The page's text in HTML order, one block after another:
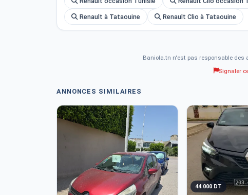
Renault à Tataouine Renault Clio à Tataouine
Baniola.tn n'est pas responsable
Signaler
ANNONCES SIMILAIRES
44 000 DT